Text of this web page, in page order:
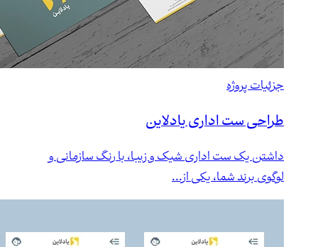
جزئیات پروژه
طراحی ست اداری یادلاین
داشتن یک ست اداری شیک و زیبا، با رنگ سازمانی و
لوگوی برند شما، یکی از...